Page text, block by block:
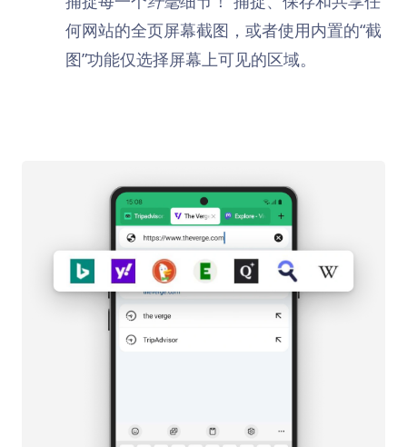
何网站的全页屏幕截图，或者使用内置的“截
图”功能仅选择屏幕上可见的区域。